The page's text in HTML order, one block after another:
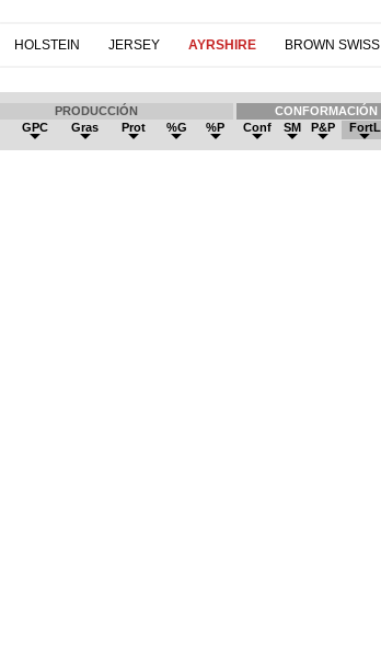
HOLSTEIN JERSEY AYRSHIRE BROWN SWISS
PRODUCCIÓN CONFORMACIÓN
GPC Gras Prot %G %P Conf SM P&P FortL